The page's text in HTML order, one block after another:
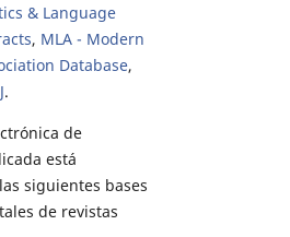
& Language
, MLA - Modern
Database,
.
de
está
siguientes bases
de revistas